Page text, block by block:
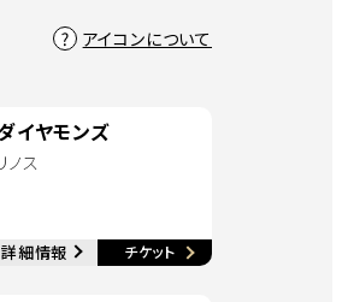
アイコンについて
イヤモンズ
ノス
詳細情報
別ウィンドウで開く チケット 別ウィンドウで開く